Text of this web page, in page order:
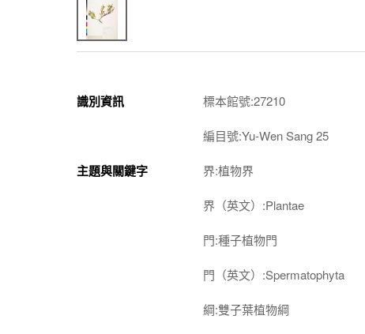
識別資訊 標本館號:27210
編目號:Yu-Wen Sang 25
主題與關鍵字 界:植物界
界（英文）:Plantae
門:種子植物門
門（英文）:Spermatophyta
綱:雙子葉植物綱